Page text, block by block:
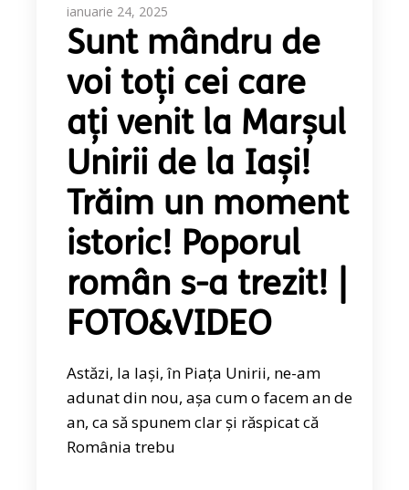
ianuarie 24, 2025
Sunt mândru de
voi toți cei care
ați venit la Marșul
Unirii de la Iași!
Trăim un moment
istoric! Poporul
român s-a trezit! |
FOTO&VIDEO
Astăzi, la Iași, în Piața Unirii, ne-am
adunat din nou, așa cum o facem an de
an, ca să spunem clar și răspicat că
România trebu